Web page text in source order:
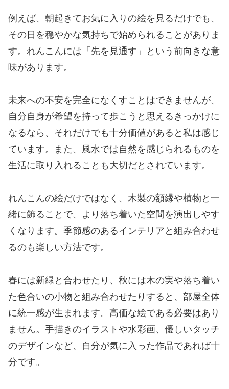
例えば、朝起きてお気に入りの絵を見るだけでも、
その日を穏やかな気持ちで始められることがありま
す。れんこんには「先を見通す」という前向きな意
味があります。
未来への不安を完全になくすことはできませんが、
自分自身が希望を持って歩こうと思えるきっかけに
なるなら、それだけでも十分価値があると私は感じ
ています。また、風水では自然を感じられるものを
生活に取り入れることも大切だとされています。
れんこんの絵だけではなく、木製の額縁や植物と一
緒に飾ることで、より落ち着いた空間を演出しやす
くなります。季節感のあるインテリアと組み合わせ
るのも楽しい方法です。
春には新緑と合わせたり、秋には木の実や落ち着い
た色合いの小物と組み合わせたりすると、部屋全体
に統一感が生まれます。高価な絵である必要はあり
ません。手描きのイラストや水彩画、優しいタッチ
のデザインなど、自分が気に入った作品であれば十
分です。